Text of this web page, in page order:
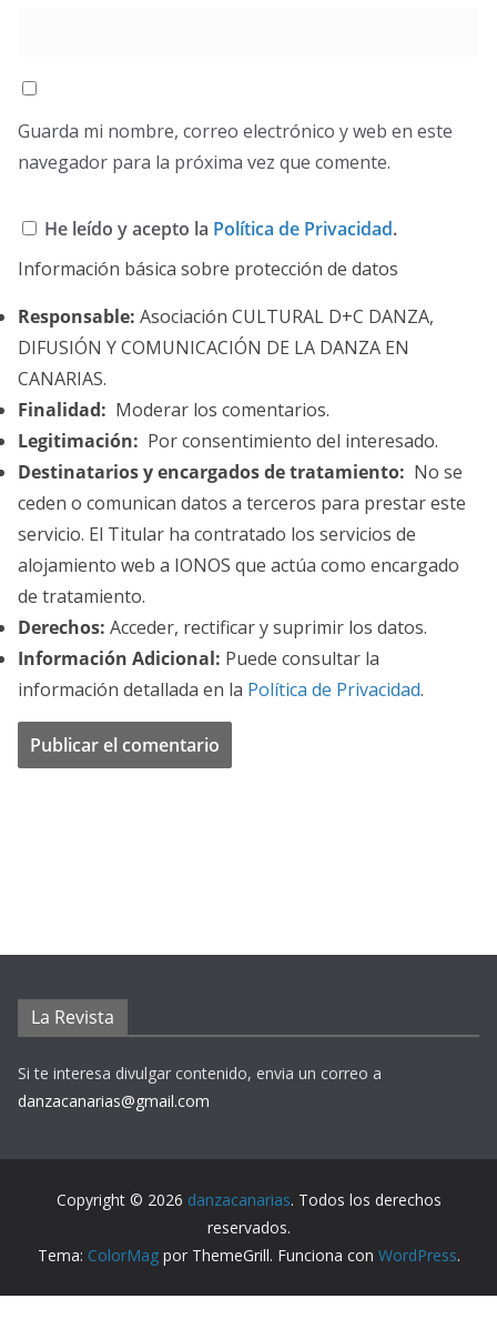
Guarda mi nombre, correo electrónico y web en este
navegador para la próxima vez que comente.
He leído y acepto la Política de Privacidad.
Información básica sobre protección de datos
Responsable: Asociación CULTURAL D+C DANZA,
DIFUSIÓN Y COMUNICACIÓN DE LA DANZA EN
CANARIAS.
Finalidad: Moderar los comentarios.
Legitimación: Por consentimiento del interesado.
Destinatarios y encargados de tratamiento: No se
ceden o comunican datos a terceros para prestar este
servicio. El Titular ha contratado los servicios de
alojamiento web a IONOS que actúa como encargado
de tratamiento.
Derechos: Acceder, rectificar y suprimir los datos.
Información Adicional: Puede consultar la
información detallada en la Política de Privacidad.
La Revista
Si te interesa divulgar contenido, envia un correo a
danzacanarias@gmail.com
Copyright © 2026 danzacanarias. Todos los derechos
reservados.
Tema: ColorMagpor ThemeGrill. Funciona con WordPress.